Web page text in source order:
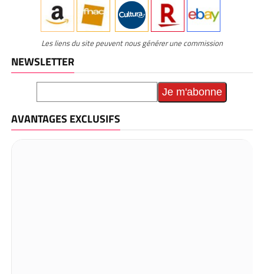
Les liens du site peuvent nous générer une commission
NEWSLETTER
AVANTAGES EXCLUSIFS